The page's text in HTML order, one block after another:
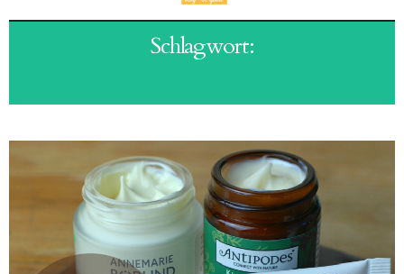
Schlagwort: